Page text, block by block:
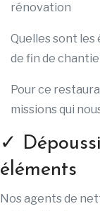
rénovation
Quelles sont les
de fin de
Pour ce
missions qui
✓
éléments
Nos agents de